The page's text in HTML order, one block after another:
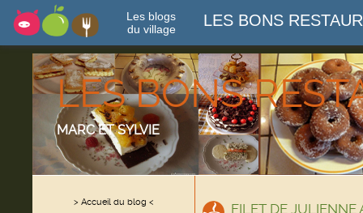
Les blogs
du village
LES BONS
LES BONS
MARC ET SYLVIE
> Accueil du blog < FILET DE JULIENNE